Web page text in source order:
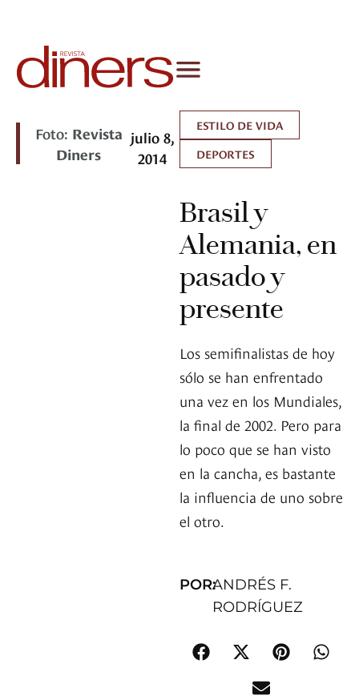
Foto: Revista
Diners
julio 8,
2014
ESTILO DE VIDA
DEPORTES
Brasil y
Alemania, en
pasado y
presente
Los semifinalistas de hoy
sólo se han enfrentado
una vez en los Mundiales,
la final de 2002. Pero para
lo poco que se han visto
en la cancha, es bastante
la influencia de uno sobre
el otro.
POR:ANDRÉS F.
RODRÍGUEZ